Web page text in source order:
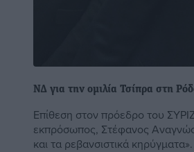
ΝΔ για την ομιλία Τσίπρα στη
Επίθεση στον πρόεδρο του
εκπρόσωπος, Στέφανος
και τα ρεβανσιστικά